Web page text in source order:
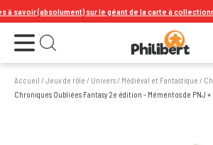
(absolument) sur le géant de la carte à collectionner !
Ouvrir le menu Ouvrir la recherche
Accueil /Jeux de rôle / Univers/ Médiéval et Fantastique /
Chroniques Oubliées Fantasy 2e édition - Mémentos de PNJ +